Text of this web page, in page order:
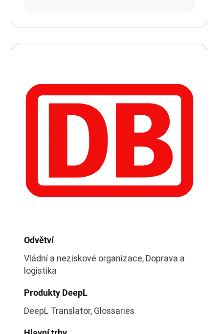
Odvětví
Vládní a neziskové organizace, Doprava a
logistika
Produkty DeepL
DeepL Translator, Glossaries